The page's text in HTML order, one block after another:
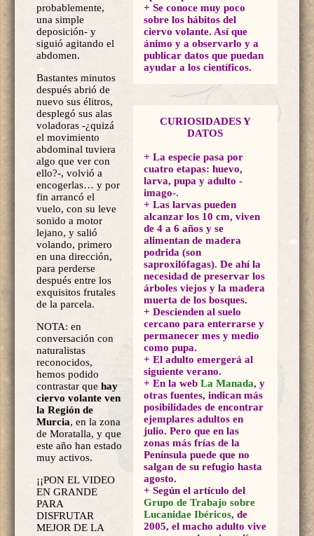
+ Se conoce muy poco
sobre los hábitos del
ciervo volante. Así que
ánimo y a observarlo y a
publicar datos que puedan
ayudar a los científicos.
CURIOSIDADES Y
DATOS
+ La especie pasa por
cuatro etapas: huevo,
larva, pupa y adulto -
imago-.
+ Las larvas pueden
alcanzar los 10 cm, viven
de 4 a 6 años y se
alimentan de madera
podrida (son
saproxilófagas). De ahí la
necesidad de preservar los
árboles viejos y la madera
muerta de los bosques.
+ Descienden al suelo
cercano para enterrarse y
permanecer mes y medio
como pupa.
+ El adulto emergerá al
siguiente verano.
+ En la web La Manada, y
otras fuentes, indican más
posibilidades de encontrar
ejemplares adultos en
julio. Pero que en las
zonas más frías de la
Península puede que no
salgan de su refugio hasta
agosto.
+ Según el artículo del
Grupo de Trabajo sobre
Lucanidae Ibéricos, de
2005, el macho adulto vive
probablemente,
una simple
deposición- y
siguió agitando el
abdomen.
Bastantes minutos
después abrió de
nuevo sus élitros,
desplegó sus alas
voladoras -¿quizá
el movimiento
abdominal tuviera
algo que ver con
ello?-, volvió a
encogerlas… y por
fin arrancó el
vuelo, con su leve
sonido a motor
lejano, y salió
volando, primero
en una dirección,
para perderse
después entre los
exquisitos frutales
de la parcela.
NOTA: en
conversación con
naturalistas
reconocidos,
hemos podido
contrastar que hay
ciervo volante ven
la Región de
Murcia, en la zona
de Moratalla, y que
este año han estado
muy activos.
¡¡PON EL VIDEO
EN GRANDE
PARA
DISFRUTAR
MEJOR DE LA